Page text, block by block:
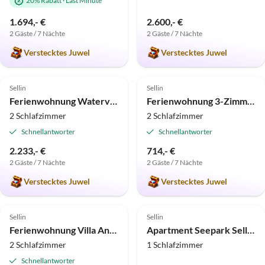
1.694,- €
2 Gäste / 7 Nächte
Verstecktes Juwel
2.600,- €
2 Gäste / 7 Nächte
Verstecktes Juwel
Top-Inserat
5.0 (9)
Sellin
Ferienwohnung Waterview Cloud in der Villa Philine
2 Schlafzimmer
Schnellantworter
2.233,- €
2 Gäste / 7 Nächte
Verstecktes Juwel
Top-Inserat
4.9 (6)
Sellin
Ferienwohnung 3-Zimmer Nr. 22 Parkresidenz Concordia
2 Schlafzimmer
Schnellantworter
714,- €
2 Gäste / 7 Nächte
Verstecktes Juwel
Top-Inserat
4.8 (3)
Sellin
Ferienwohnung Villa Annika 04
2 Schlafzimmer
Schnellantworter
Sellin
Apartment Seepark Sellin: Komfortable Ferienwohnung nahe Strand
1 Schlafzimmer